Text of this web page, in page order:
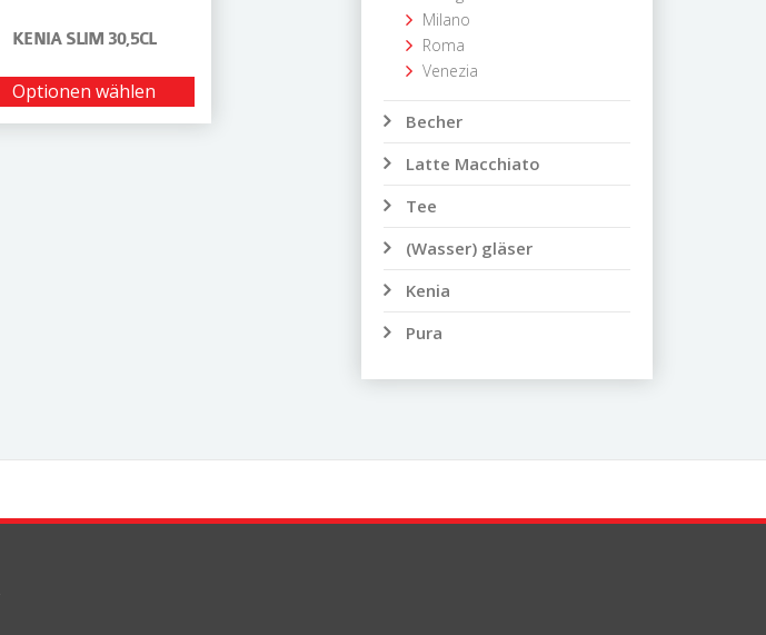
KENIA SLIM 30,5CL
Optionen wählen
Milano
Roma
Venezia
Becher
Latte Macchiato
Tee
(Wasser) gläser
Kenia
Pura